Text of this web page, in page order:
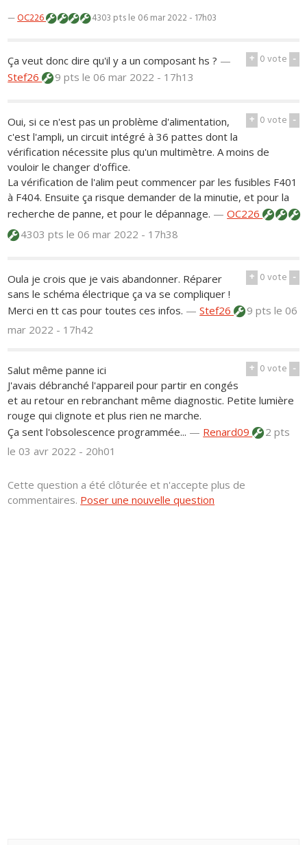
—OC226 4303 ptsle 06 mar 2022 - 17h03
+ 0vote -
Ça veut donc dire qu'il y a un composant hs ? —
Stef26
9 ptsle 06 mar 2022 - 17h13
+ 0vote -
Oui, si ce n'est pas un problème d'alimentation,
c'est l'ampli, un circuit intégré à 36 pattes dont la
vérification nécessite plus qu'un multimètre. A moins de
vouloir le changer d'office.
La vérification de l'alim peut commencer par les fusibles F401
à F404. Ensuite ça risque demander de la minutie, et pour la
recherche de panne, et pour le dépannage. —OC226
4303 ptsle 06 mar 2022 - 17h38
+ 0vote -
Oula je crois que je vais abandonner. Réparer
sans le schéma électrique ça va se compliquer !
Merci en tt cas pour toutes ces infos. —Stef26 9 ptsle 06
mar 2022 - 17h42
+ 0vote -
Salut même panne ici
J'avais débranché l'appareil pour partir en congés
et au retour en rebranchant même diagnostic. Petite lumière
rouge qui clignote et plus rien ne marche.
Ça sent l'obsolescence programmée... — Renard09
2 pts
le 03 avr 2022 - 20h01
Cette question a été clôturée et n'accepte plus de
commentaires. Poser une nouvelle question